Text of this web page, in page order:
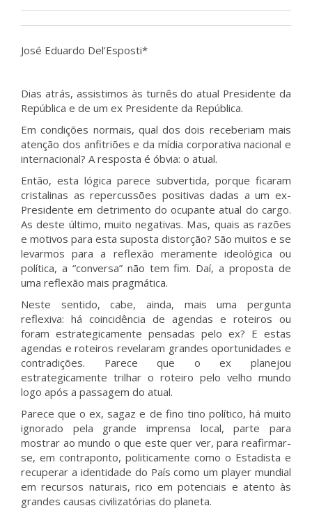
José Eduardo Del’Esposti*
Dias atrás, assistimos às turnês do atual Presidente da
República e de um ex Presidente da República.
Em condições normais, qual dos dois receberiam mais
atenção dos anfitriões e da mídia corporativa nacional e
internacional? A resposta é óbvia: o atual.
Então, esta lógica parece subvertida, porque ficaram
cristalinas as repercussões positivas dadas a um ex-
Presidente em detrimento do ocupante atual do cargo.
As deste último, muito negativas. Mas, quais as razões
e motivos para esta suposta distorção? São muitos e se
levarmos para a reflexão meramente ideológica ou
política, a “conversa” não tem fim. Daí, a proposta de
uma reflexão mais pragmática.
Neste sentido, cabe, ainda, mais uma pergunta
reflexiva: há coincidência de agendas e roteiros ou
foram estrategicamente pensadas pelo ex? E estas
agendas e roteiros revelaram grandes oportunidades e
contradições. Parece que o ex planejou
estrategicamente trilhar o roteiro pelo velho mundo
logo após a passagem do atual.
Parece que o ex, sagaz e de fino tino político, há muito
ignorado pela grande imprensa local, parte para
mostrar ao mundo o que este quer ver, para reafirmar-
se, em contraponto, politicamente como o Estadista e
recuperar a identidade do País como um player mundial
em recursos naturais, rico em potenciais e atento às
grandes causas civilizatórias do planeta.